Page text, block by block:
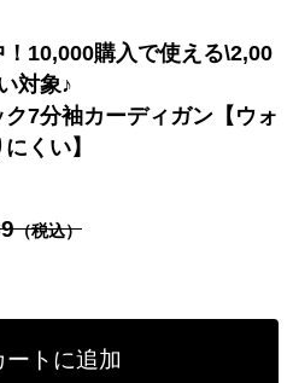
10,000購入で使える\2,00
対象♪
7分袖カーディガン【ウォ
くい】
（税込）
ートに追加